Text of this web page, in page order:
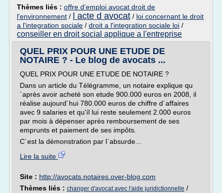
Thèmes liés : offre d'emploi avocat droit de
l'environnement / l acte d avocat / loi concernant le droit
a l'integration sociale / droit a l'integration sociale loi /
conseiller en droit social applique a l'entreprise
QUEL PRIX POUR UNE ETUDE DE
NOTAIRE ? - Le blog de avocats ...
QUEL PRIX POUR UNE ETUDE DE NOTAIRE ?
Dans un article du Télégramme, un notaire explique qu
´après avoir acheté son etude 900.000 euros en 2008, il
réalise aujourd´hui 780.000 euros de chiffre d´affaires
avec 9 salaries et qu'íl lui reste seulement 2.000 euros
par mois à dépenser après remboursement de ses
emprunts et paiement de ses impôts.
C´est la démonstration par l`absurde...
Lire la suite
Site : http://avocats.notaires.over-blog.com
Thèmes liés : changer d'avocat avec l'aide juridictionnelle /